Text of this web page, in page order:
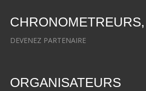
DEVENEZ PARTENAIRE
ORGANISATEURS